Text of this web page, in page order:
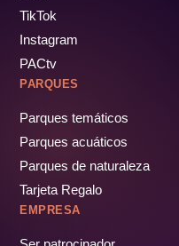
TikTok
Instagram
PACtv
PARQUES
Parques temáticos
Parques acuáticos
Parques de naturaleza
Tarjeta Regalo
EMPRESA